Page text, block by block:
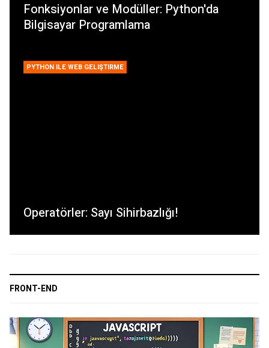
Fonksiyonlar ve Modüller: Python'da
Bilgisayar Programlama
PYTHON ILE WEB GELIŞTIRME
Operatörler: Sayı Sihirbazlığı!
FRONT-END